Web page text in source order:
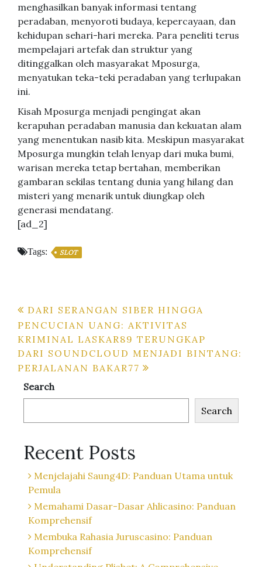
menghasilkan banyak informasi tentang
peradaban, menyoroti budaya, kepercayaan, dan
kehidupan sehari-hari mereka. Para peneliti terus
mempelajari artefak dan struktur yang
ditinggalkan oleh masyarakat Mposurga,
menyatukan teka-teki peradaban yang terlupakan
ini.
Kisah Mposurga menjadi pengingat akan
kerapuhan peradaban manusia dan kekuatan alam
yang menentukan nasib kita. Meskipun masyarakat
Mposurga mungkin telah lenyap dari muka bumi,
warisan mereka tetap bertahan, memberikan
gambaran sekilas tentang dunia yang hilang dan
misteri yang menarik untuk diungkap oleh
generasi mendatang.
[ad_2]
Tags: SLOT
Post
navigation
DARI SERANGAN SIBER HINGGA
PENCUCIAN UANG: AKTIVITAS
KRIMINAL LASKAR89 TERUNGKAP
DARI SOUNDCLOUD MENJADI BINTANG:
PERJALANAN BAKAR77
Search
Search
Recent Posts
Menjelajahi Saung4D: Panduan Utama untuk
Pemula
Memahami Dasar-Dasar Ahlicasino: Panduan
Komprehensif
Membuka Rahasia Juruscasino: Panduan
Komprehensif